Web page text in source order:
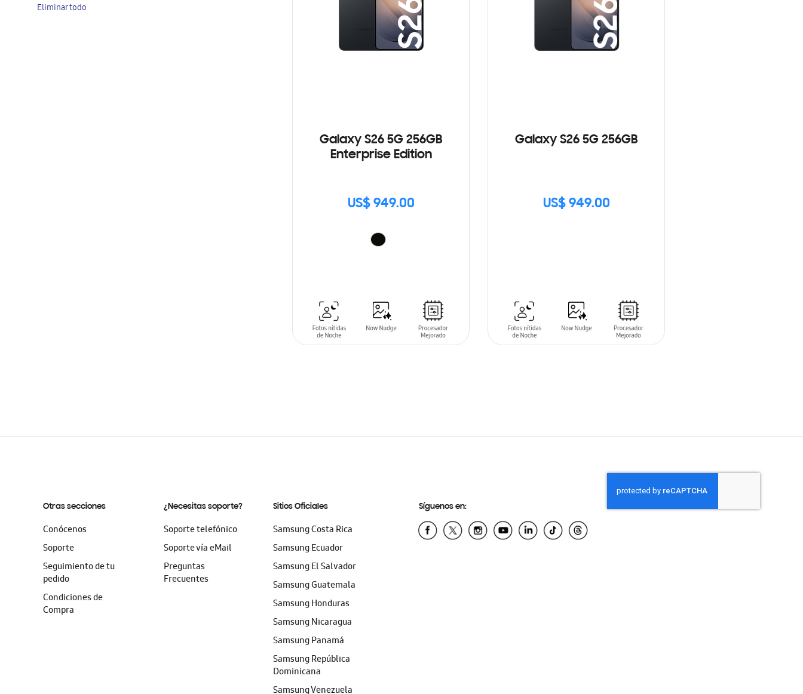
Galaxy S26 5G 256GB
Enterprise Edition
US$ 949.00
Galaxy S26 5G 256GB
US$ 949.00
SIN
artículo
Eliminar todo
Otras secciones
Conócenos
Soporte
Seguimiento de tu
pedido
Condiciones de
Compra
¿Necesitas soporte?
Soporte telefónico
Soporte vía eMail
Preguntas
Frecuentes
Sitios Oficiales
Samsung Costa Rica
Samsung Ecuador
Samsung El Salvador
Samsung Guatemala
Samsung Honduras
Samsung Nicaragua
Samsung Panamá
Samsung República
Dominicana
Samsung Venezuela
Síguenos en: